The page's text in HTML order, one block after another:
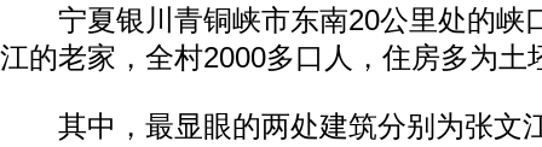
宁夏银川青铜峡市东南20公里处的峡
江的老家，全村2000多口人，住房多为土
其中，最显眼的两处建筑分别为张文